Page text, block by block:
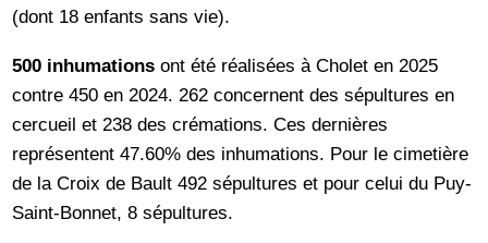
(dont 18 enfants sans vie).
500 inhumations ont été réalisées à Cholet en 2025
contre 450 en 2024. 262 concernent des sépultures en
cercueil et 238 des crémations. Ces dernières
représentent 47.60% des inhumations. Pour le cimetière
de la Croix de Bault 492 sépultures et pour celui du Puy-
Saint-Bonnet, 8 sépultures.